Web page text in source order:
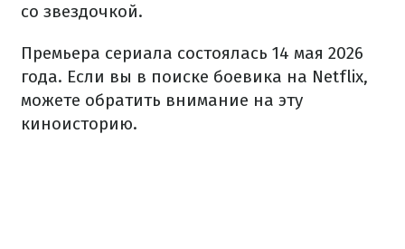
со звездочкой.
Премьера сериала состоялась 14 мая 2026
года. Если вы в поиске боевика на Netflix,
можете обратить внимание на эту
киноисторию.